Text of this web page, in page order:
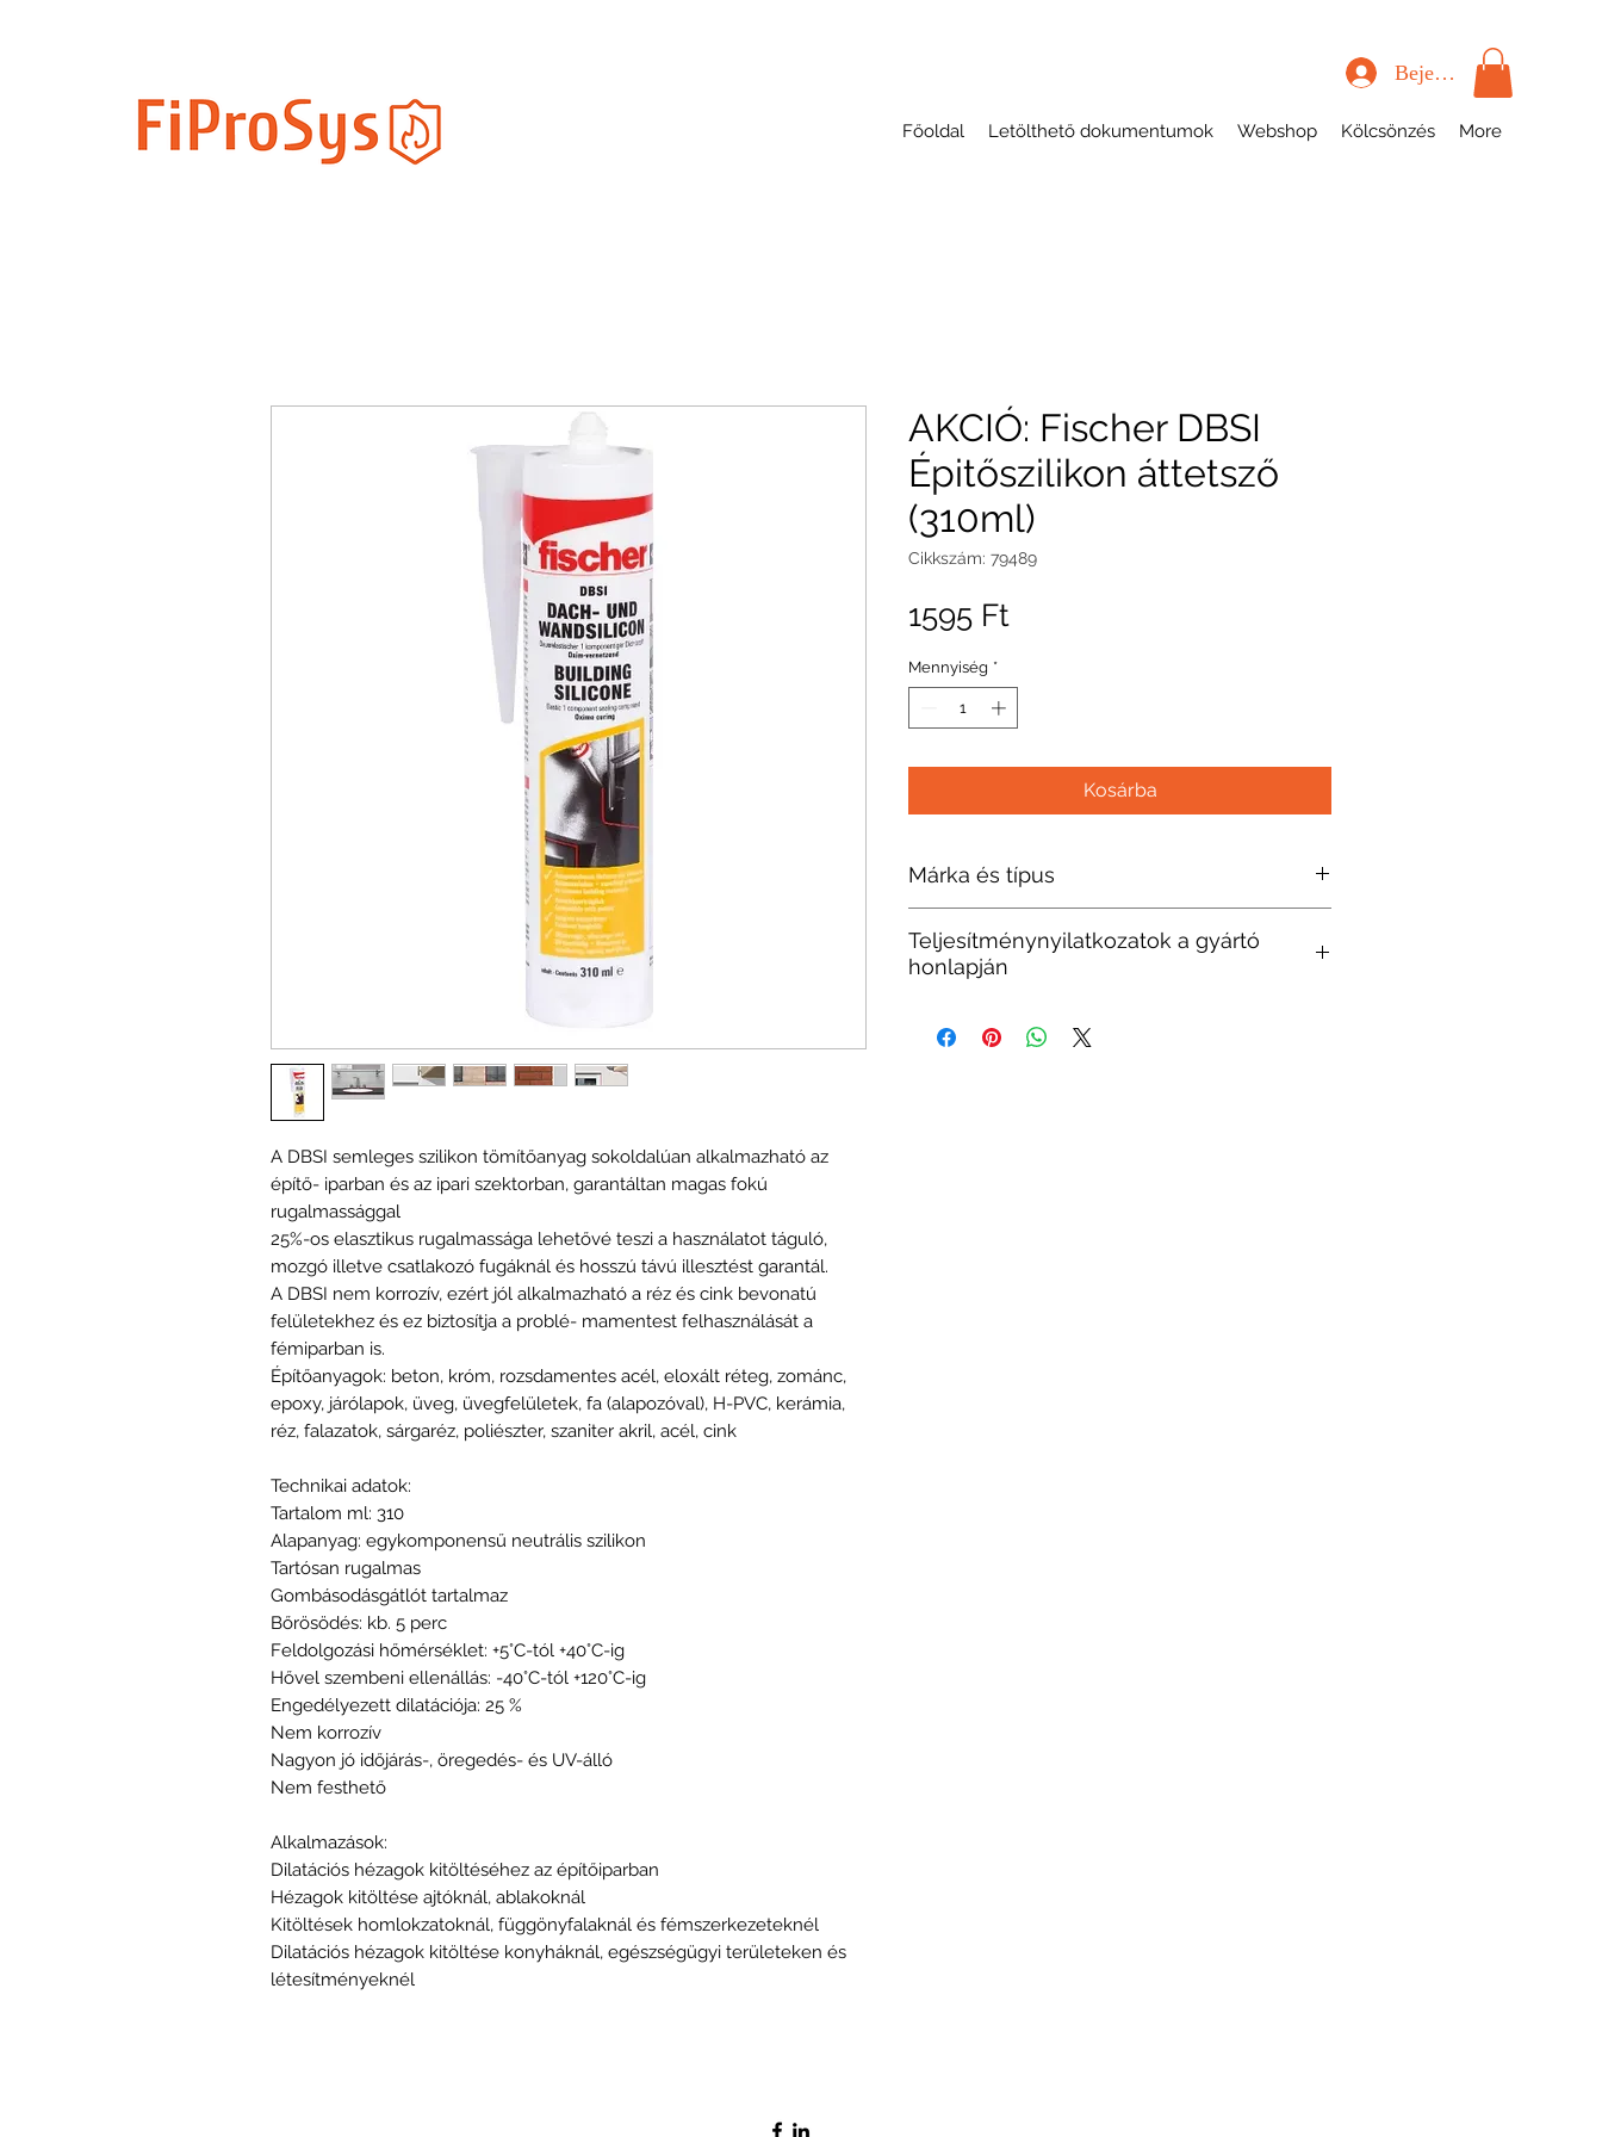
Bejelentkezés
Főoldal Letölthető dokumentumok Webshop Kölcsönzés More
A DBSI semleges szilikon tömítőanyag sokoldalúan alkalmazható az
építő- iparban és az ipari szektorban, garantáltan magas fokú
rugalmassággal
25%-os elasztikus rugalmassága lehetővé teszi a használatot táguló,
mozgó illetve csatlakozó fugáknál és hosszú távú illesztést garantál.
A DBSI nem korrozív, ezért jól alkalmazható a réz és cink bevonatú
felületekhez és ez biztosítja a problé- mamentest felhasználását a
fémiparban is.
Építőanyagok: beton, króm, rozsdamentes acél, eloxált réteg, zománc,
epoxy, járólapok, üveg, üvegfelületek, fa (alapozóval), H-PVC, kerámia,
réz, falazatok, sárgaréz, poliészter, szaniter akril, acél, cink
Technikai adatok:
Tartalom ml: 310
Alapanyag: egykomponensű neutrális szilikon
Tartósan rugalmas
Gombásodásgátlót tartalmaz
Bőrösödés: kb. 5 perc
Feldolgozási hőmérséklet: +5°C-tól +40°C-ig
Hővel szembeni ellenállás: -40°C-tól +120°C-ig
Engedélyezett dilatációja: 25 %
Nem korrozív
Nagyon jó időjárás-, öregedés- és UV-álló
Nem festhető
Alkalmazások:
Dilatációs hézagok kitöltéséhez az építőiparban
Hézagok kitöltése ajtóknál, ablakoknál
Kitöltések homlokzatoknál, függönyfalaknál és fémszerkezeteknél
Dilatációs hézagok kitöltése konyháknál, egészségügyi területeken és
létesítményeknél
AKCIÓ: Fischer DBSI
Épitőszilikon áttetsző
(310ml)
Cikkszám: 79489
1595 Ft
Mennyiség *
Kosárba
Márka és típus
Teljesítménynyilatkozatok a gyártó
honlapján
hu/products/epitesi-